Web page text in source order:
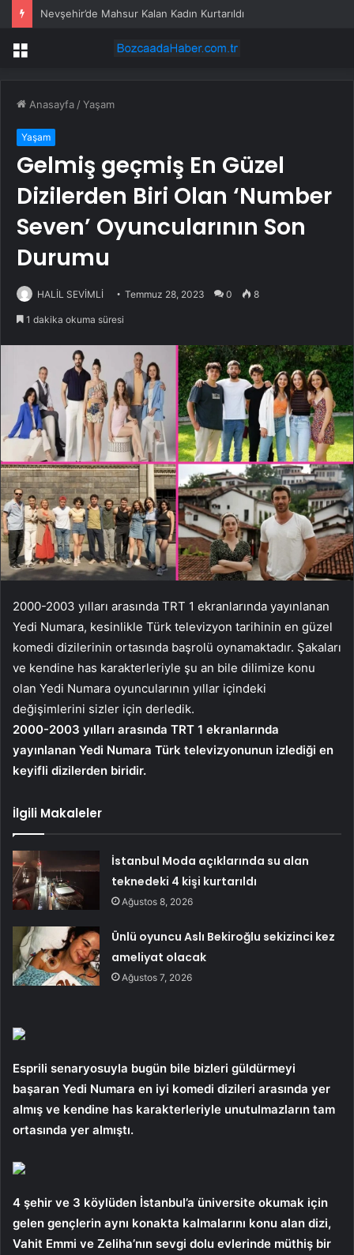
Nevşehir’de Mahsur Kalan Kadın Kurtarıldı
Menü
Anasayfa /Yaşam
Yaşam
Gelmiş geçmiş En Güzel
Dizilerden Biri Olan ‘Number
Seven’ Oyuncularının Son
Durumu
HALİL SEVİMLİ Temmuz 28, 2023 0 8
1 dakika okuma süresi
2000-2003 yılları arasında TRT 1 ekranlarında yayınlanan
Yedi Numara, kesinlikle Türk televizyon tarihinin en güzel
komedi dizilerinin ortasında başrolü oynamaktadır. Şakaları
ve kendine has karakterleriyle şu an bile dilimize konu
olan Yedi Numara oyuncularının yıllar içindeki
değişimlerini sizler için derledik.
2000-2003 yılları arasında TRT 1 ekranlarında
yayınlanan Yedi Numara Türk televizyonunun izlediği en
keyifli dizilerden biridir.
İlgili Makaleler
İstanbul Moda açıklarında su alan
teknedeki 4 kişi kurtarıldı
Ağustos 8, 2026
Ünlü oyuncu Aslı Bekiroğlu sekizinci kez
ameliyat olacak
Ağustos 7, 2026
Esprili senaryosuyla bugün bile bizleri güldürmeyi
başaran Yedi Numara en iyi komedi dizileri arasında yer
almış ve kendine has karakterleriyle unutulmazların tam
ortasında yer almıştı.
4 şehir ve 3 köylüden İstanbul’a üniversite okumak için
gelen gençlerin aynı konakta kalmalarını konu alan dizi,
Vahit Emmi ve Zeliha’nın sevgi dolu evlerinde müthiş bir